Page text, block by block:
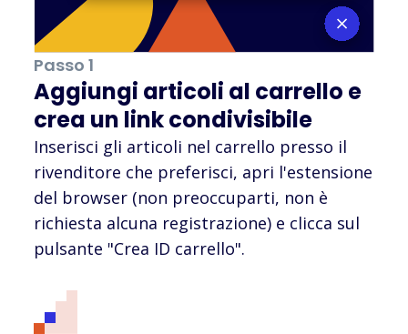
Passo 1
Aggiungi articoli al carrello e
crea un link condivisibile
Inserisci gli articoli nel carrello presso il
rivenditore che preferisci, apri l'estensione
del browser (non preoccuparti, non è
richiesta alcuna registrazione) e clicca sul
pulsante "Crea ID carrello".